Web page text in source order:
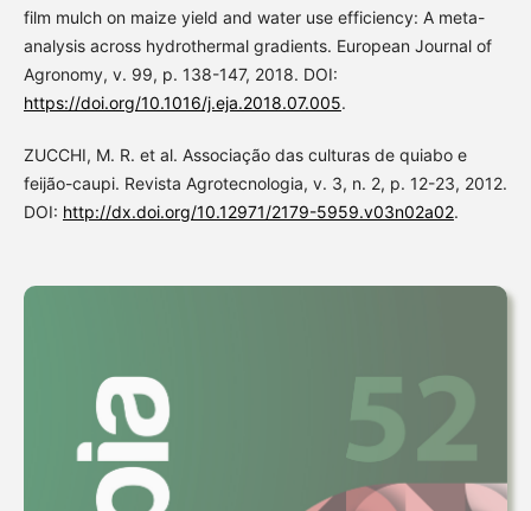
film mulch on maize yield and water use efficiency: A meta-
analysis across hydrothermal gradients. European Journal of
Agronomy, v. 99, p. 138-147, 2018. DOI:
https://doi.org/10.1016/j.eja.2018.07.005.
ZUCCHI, M. R. et al. Associação das culturas de quiabo e
feijão-caupi. Revista Agrotecnologia, v. 3, n. 2, p. 12-23, 2012.
DOI: http://dx.doi.org/10.12971/2179-5959.v03n02a02.